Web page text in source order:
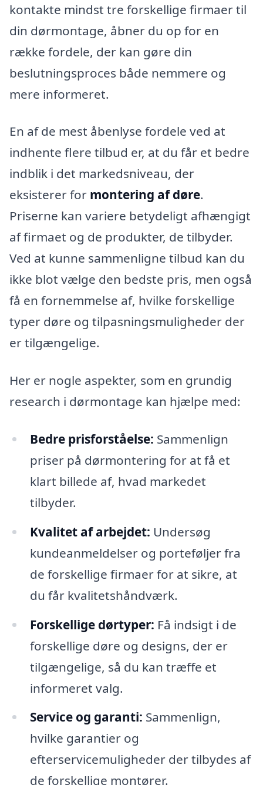
kontakte mindst tre forskellige firmaer til
din dørmontage, åbner du op for en
række fordele, der kan gøre din
beslutningsproces både nemmere og
mere informeret.
En af de mest åbenlyse fordele ved at
indhente flere tilbud er, at du får et bedre
indblik i det markedsniveau, der
eksisterer for montering af døre.
Priserne kan variere betydeligt afhængigt
af firmaet og de produkter, de tilbyder.
Ved at kunne sammenligne tilbud kan du
ikke blot vælge den bedste pris, men også
få en fornemmelse af, hvilke forskellige
typer døre og tilpasningsmuligheder der
er tilgængelige.
Her er nogle aspekter, som en grundig
research i dørmontage kan hjælpe med:
Bedre prisforståelse: Sammenlign
priser på dørmontering for at få et
klart billede af, hvad markedet
tilbyder.
Kvalitet af arbejdet: Undersøg
kundeanmeldelser og porteføljer fra
de forskellige firmaer for at sikre, at
du får kvalitetshåndværk.
Forskellige dørtyper: Få indsigt i de
forskellige døre og designs, der er
tilgængelige, så du kan træffe et
informeret valg.
Service og garanti: Sammenlign,
hvilke garantier og
efterservicemuligheder der tilbydes af
de forskellige montører.